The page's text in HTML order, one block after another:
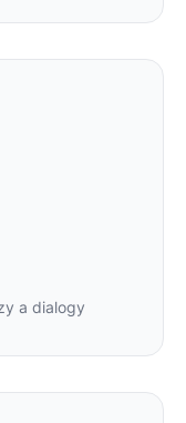
a dialogy